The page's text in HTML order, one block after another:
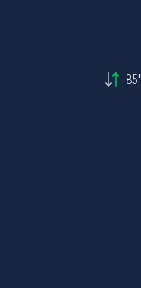
85'